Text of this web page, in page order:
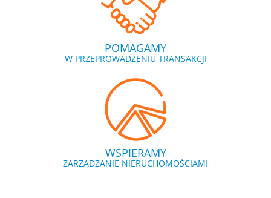
POMAGAMY
W PRZEPROWADZENIU TRANSAKCJI
WSPIERAMY
ZARZĄDZANIE NIERUCHOMOŚCIAMI